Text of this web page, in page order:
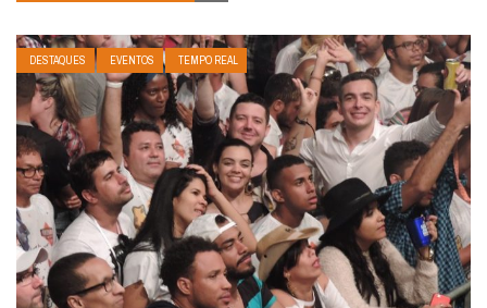
DESTAQUES EVENTOS TEMPO REAL